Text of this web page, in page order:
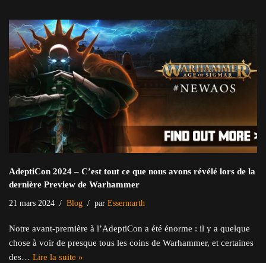
AdeptiCon 2024 – C’est tout ce que nous avons révélé lors de la
dernière Preview de Warhammer
21 mars 2024 Blog par Essermarth
Notre avant-première à l’AdeptiCon a été énorme : il y a quelque
chose à voir de presque tous les coins de Warhammer, et certaines
des… Lire la suite »